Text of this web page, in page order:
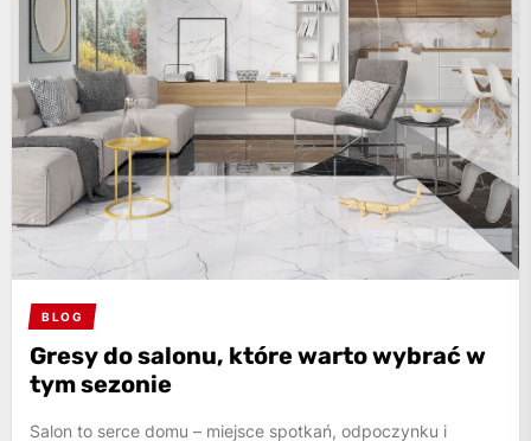
BLOG
Gresy do salonu, które warto wybrać w
tym sezonie
Salon to serce domu – miejsce spotkań, odpoczynku i